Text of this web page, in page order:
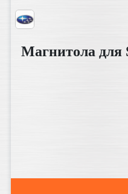
Магнитола для